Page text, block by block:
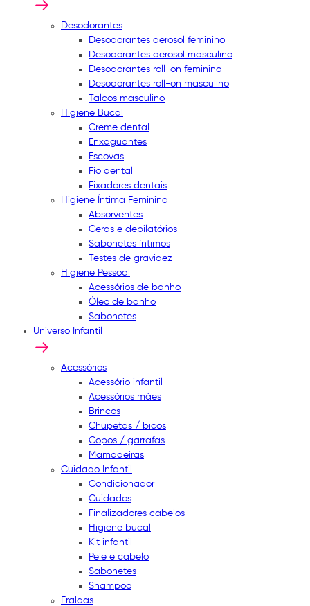
Desodorantes
Desodorantes aerosol feminino
Desodorantes aerosol masculino
Desodorantes roll-on feminino
Desodorantes roll-on masculino
Talcos masculino
Higiene Bucal
Creme dental
Enxaguantes
Escovas
Fio dental
Fixadores dentais
Higiene Íntima Feminina
Absorventes
Ceras e depilatórios
Sabonetes íntimos
Testes de gravidez
Higiene Pessoal
Acessórios de banho
Óleo de banho
Sabonetes
Universo Infantil
Acessórios
Acessório infantil
Acessórios mães
Brincos
Chupetas / bicos
Copos / garrafas
Mamadeiras
Cuidado Infantil
Condicionador
Cuidados
Finalizadores cabelos
Higiene bucal
Kit infantil
Pele e cabelo
Sabonetes
Shampoo
Fraldas